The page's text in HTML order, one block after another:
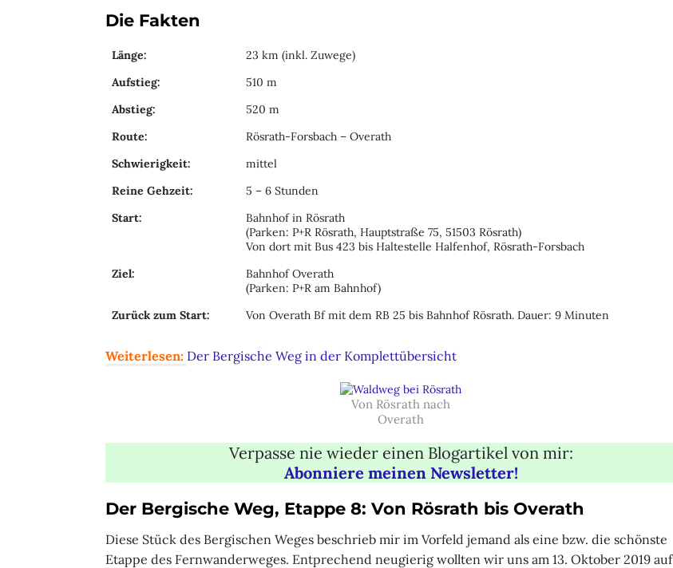
Die Fakten
Länge:
23 km (inkl. Zuwege)
Aufstieg:
510 m
Abstieg:
520 m
Route:
Rösrath-Forsbach – Overath
Schwierigkeit:
mittel
Reine Gehzeit:
5 – 6 Stunden
Start:
Bahnhof in Rösrath
(Parken: P+R Rösrath, Hauptstraße 75, 51503 Rösrath)
Von dort mit Bus 423 bis Haltestelle Halfenhof, Rösrath-Forsbach
Ziel:
Bahnhof Overath
(Parken: P+R am Bahnhof)
Zurück zum Start:
Von Overath Bf mit dem RB 25 bis Bahnhof Rösrath. Dauer: 9 Minuten
Weiterlesen: Der Bergische Weg in der Komplettübersicht
Von Rösrath nach
Overath
Verpasse nie wieder einen Blogartikel von mir:
Abonniere meinen Newsletter!
Der Bergische Weg, Etappe 8: Von Rösrath bis Overath
Diese Stück des Bergischen Weges beschrieb mir im Vorfeld jemand als eine bzw. die schönste
Etappe des Fernwanderweges. Entprechend neugierig wollten wir uns am 13. Oktober 2019 auf